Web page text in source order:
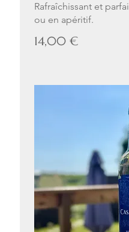
Rafraîchissant et
ou en apéritif.
14,00 €